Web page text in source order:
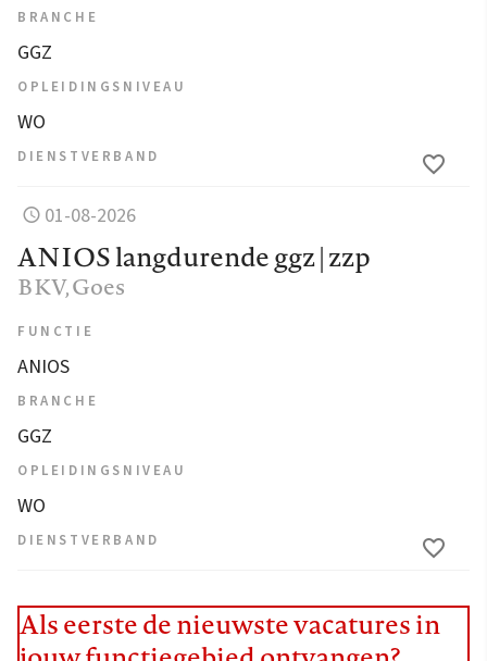
BRANCHE
GGZ
OPLEIDINGSNIVEAU
WO
DIENSTVERBAND
01-08-2026
ANIOS langdurende ggz | zzp
BKV, Goes
FUNCTIE
ANIOS
BRANCHE
GGZ
OPLEIDINGSNIVEAU
WO
DIENSTVERBAND
Als eerste de nieuwste vacatures in